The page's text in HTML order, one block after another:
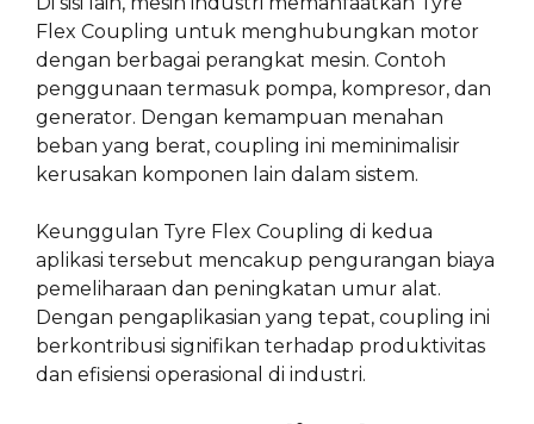
Flex Coupling untuk menghubungkan motor
dengan berbagai perangkat mesin. Contoh
penggunaan termasuk pompa, kompresor, dan
generator. Dengan kemampuan menahan
beban yang berat, coupling ini meminimalisir
kerusakan komponen lain dalam sistem.
Keunggulan Tyre Flex Coupling di kedua
aplikasi tersebut mencakup pengurangan biaya
pemeliharaan dan peningkatan umur alat.
Dengan pengaplikasian yang tepat, coupling ini
berkontribusi signifikan terhadap produktivitas
dan efisiensi operasional di industri.